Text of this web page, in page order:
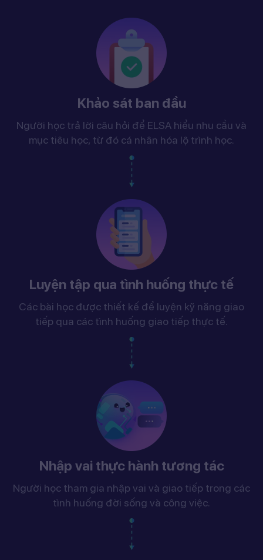
Khảo sát ban đầu
Người học trả lời câu hỏi để ELSA hiểu nhu cầu và
mục tiêu học, từ đó cá nhân hóa lộ trình học.
Luyện tập qua tình huống thực tế
Các bài học được thiết kế để luyện kỹ năng giao
tiếp qua các tình huống giao tiếp thực tế.
Nhập vai thực hành tương tác
Người học tham gia nhập vai và giao tiếp trong các
tình huống đời sống và công việc.